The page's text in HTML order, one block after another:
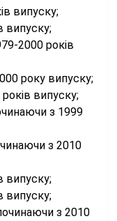
випуску;
випуску;
2000 років
року випуску;
випуску;
з 1999
з 2010
випуску;
випуску;
з 2010